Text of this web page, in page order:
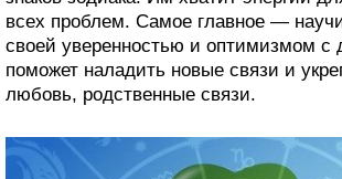
всех проблем. Самое главное —
своей уверенностью и оптимизмом с
поможет наладить новые связи и
любовь, родственные связи.